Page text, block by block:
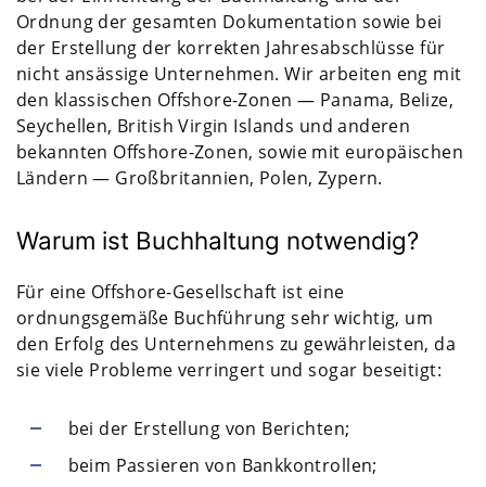
Ordnung der gesamten Dokumentation sowie bei
der Erstellung der korrekten Jahresabschlüsse für
nicht ansässige Unternehmen. Wir arbeiten eng mit
den klassischen Offshore-Zonen — Panama, Belize,
Seychellen, British Virgin Islands und anderen
bekannten Offshore-Zonen, sowie mit europäischen
Ländern — Großbritannien, Polen, Zypern.
Warum ist Buchhaltung notwendig?
Für eine Offshore-Gesellschaft ist eine
ordnungsgemäße Buchführung sehr wichtig, um
den Erfolg des Unternehmens zu gewährleisten, da
sie viele Probleme verringert und sogar beseitigt:
bei der Erstellung von Berichten;
beim Passieren von Bankkontrollen;